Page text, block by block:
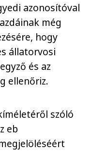
azonosítóval
még
hogy
állatorvosi
és az
ellenőriz.
szóló
eb